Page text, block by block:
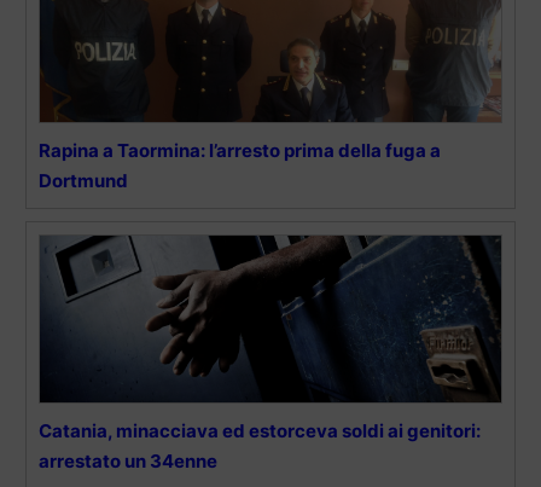
Rapina a Taormina: l’arresto prima della fuga a
Dortmund
Catania, minacciava ed estorceva soldi ai genitori:
arrestato un 34enne